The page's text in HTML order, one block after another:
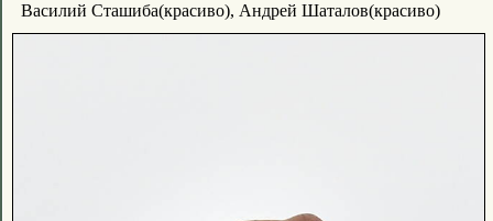
Василий Сташиба(красиво), Андрей Шаталов(красиво)